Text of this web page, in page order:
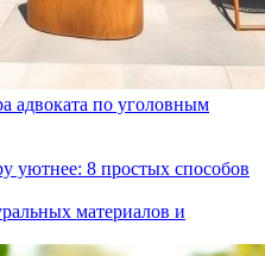
адвоката по уголовным
уютнее: 8 простых способов
материалов и